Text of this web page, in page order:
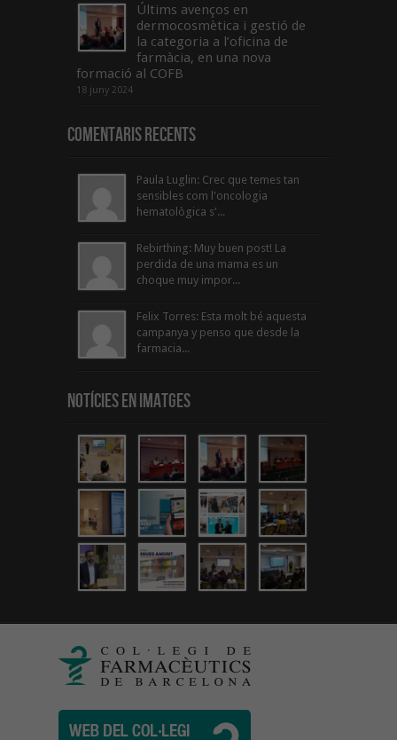
Últims avenços en
dermocosmètica i gestió de
la categoria a l’oficina de
farmàcia, en una nova
formació al COFB
18 juny 2024
Comentaris Recents
Paula Luglin: Crec que temes tan
sensibles com l'oncologia
hematològica s'...
Rebirthing: Muy buen post! La
perdida de una mama es un
choque muy impor...
Felix Torres: Esta molt bé aquesta
campanya y penso que desde la
farmacia...
Notícies en Imatges